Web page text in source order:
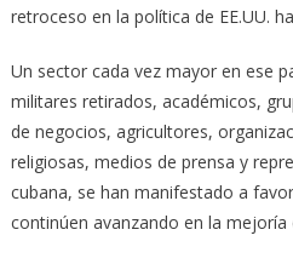
retroceso en la política de EE.UU.
Un sector cada vez mayor en ese
militares retirados, académicos,
de negocios, agricultores,
religiosas, medios de prensa y
cubana, se han manifestado a
continúen avanzando en la mejoría